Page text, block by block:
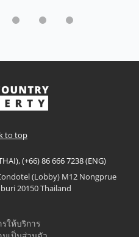
living in this brand-
villa overlooking the
Thoughtfully designed
เติม
to top
(+66) 86 666 7238 (ENG)
(Lobby) M12 Nongprue
20150 Thailand
รให้บริการ